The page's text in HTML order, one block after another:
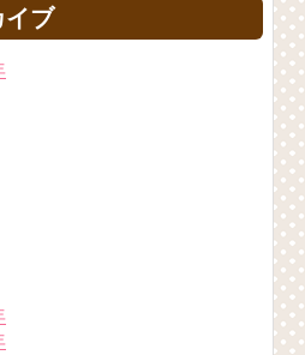
イブ